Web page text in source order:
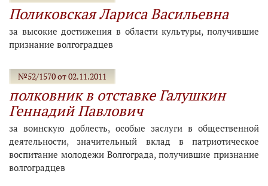
Поликовская Лариса Васильевна
за высокие достижения в области культуры, получившие
признание волгоградцев
№52/1570 от 02.11.2011
полковник в отставке Галушкин
Геннадий Павлович
за воинскую доблесть, особые заслуги в общественной
деятельности, значительный вклад в патриотическое
воспитание молодежи Волгограда, получившие признание
волгоградцев